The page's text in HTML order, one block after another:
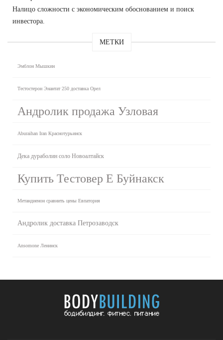
Налицо сложности с экономическим обоснованием и поиск
инвестора.
МЕТКИ
Эмблон Мышкин
Тестостерон Энантат 250 доставка Орел
Андролик продажа Узловая
Aburaihan Iran Краснотурьинск
Дека дураболин соло Новоалтайск
Купить Тестовер Е Буйнакск
Метандиенон сравнить цены Евпатория
Андролик доставка Петрозаводск
Ansomone Ленинск